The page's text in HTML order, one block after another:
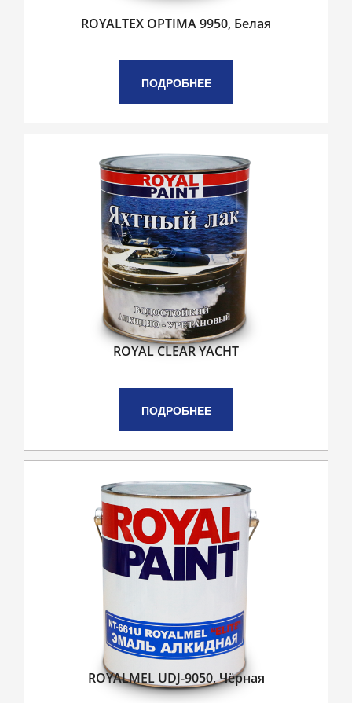
ROYALTEX OPTIMA 9950, Белая
ПОДРОБНЕЕ
ROYAL CLEAR YACHT
ПОДРОБНЕЕ
ROYALMEL UDJ-9050, Чёрная